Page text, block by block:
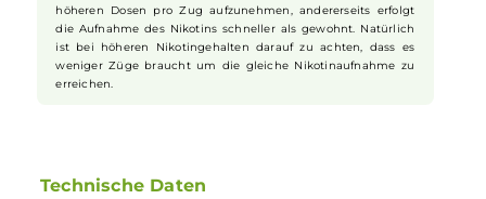
ein einzigartiges, cremiges Dampferlebnis. Der authentische,
süße Geschmack reifer Bananenerzeugt ein intensives
Aroma, das von Dampfern besonders geschätzt wird und für
ein unvergleichliches Geschmackserlebnis sorgt.
reizenden Eigengeschmack hat. Mit